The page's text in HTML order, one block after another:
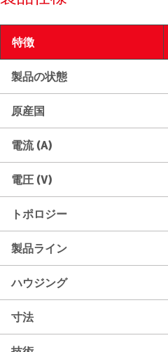
特徴
製品の状態
原産国
電流 (A)
電圧 (V)
トポロジー
製品ライン
ハウジング
寸法